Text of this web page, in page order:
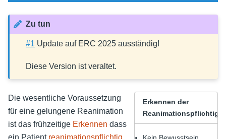
Zu tun
#1 Update auf ERC 2025 ausständig!
Diese Version ist veraltet.
Erkennen der
Die wesentliche Voraussetzung
für eine gelungene Reanimation
ist das frühzeitige Erkennen dass